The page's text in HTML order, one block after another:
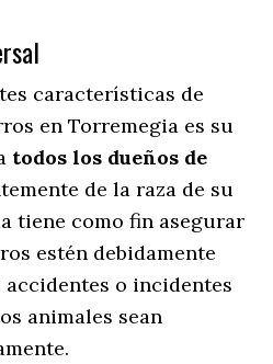
características de
en Torremegia es su
todos los dueños de
de la raza de su
tiene como fin asegurar
estén debidamente
o incidentes
animales sean